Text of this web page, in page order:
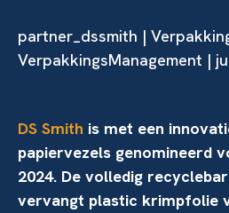
partner_dssmith |
VerpakkingsManagement |
DS Smith is met een
papiervezels genomineerd
2024. De volledig
vervangt plastic krimpfolie